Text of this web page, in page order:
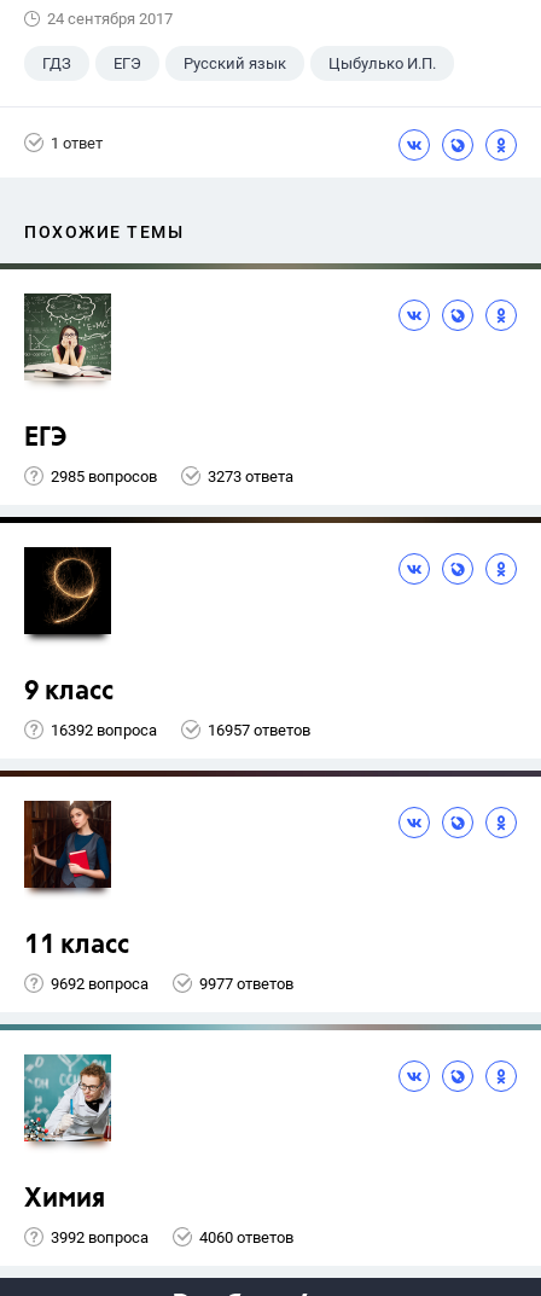
24 сентября 2017
ГДЗ ЕГЭ Русский язык Цыбулько И.П.
1 ответ
ПОХОЖИЕ ТЕМЫ
ЕГЭ
2985 вопросов 3273 ответа
9 класс
16392 вопроса 16957 ответов
11 класс
9692 вопроса 9977 ответов
Химия
3992 вопроса 4060 ответов